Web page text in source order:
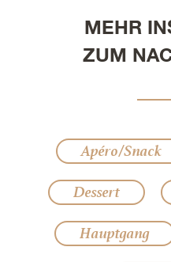
MEHR
ZUM
Apéro/Snack
Dessert
Hauptgang